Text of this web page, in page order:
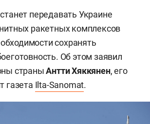
передавать Украине
ракетных комплексов
сохранять
Об этом заявил
страныАнтти Хяккянен, его
газета Ilta-Sanomat.